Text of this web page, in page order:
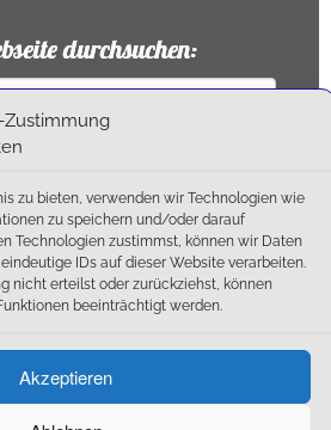
Zustimmung
zu bieten, verwenden wir Technologien wie
zu speichern und/oder darauf
Technologien zustimmst, können wir Daten
IDs auf dieser Website verarbeiten.
nicht erteilst oder zurückziehst, können
beeinträchtigt werden.
Akzeptieren
durchsuchen:
Neueste Beiträge
Ballschule erweitert!
SC Olching schießt sich zurück in die Landesliga!
Außensaison 2025
Start am 01. September!